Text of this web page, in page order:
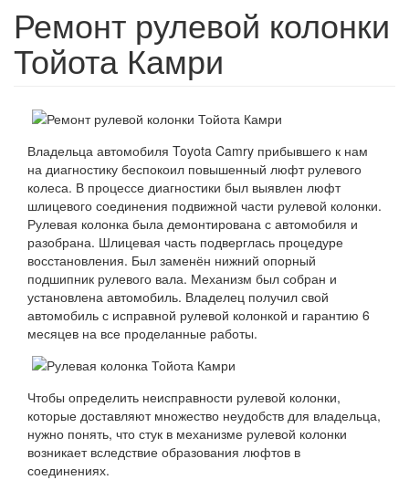
Ремонт рулевой колонки
Тойота Камри
Владельца автомобиля Toyota Camry прибывшего к нам
на диагностику беспокоил повышенный люфт рулевого
колеса. В процессе диагностики был выявлен люфт
шлицевого соединения подвижной части рулевой колонки.
Рулевая колонка была демонтирована с автомобиля и
разобрана. Шлицевая часть подверглась процедуре
восстановления. Был заменён нижний опорный
подшипник рулевого вала. Механизм был собран и
установлена автомобиль. Владелец получил свой
автомобиль с исправной рулевой колонкой и гарантию 6
месяцев на все проделанные работы.
Чтобы определить неисправности рулевой колонки,
которые доставляют множество неудобств для владельца,
нужно понять, что стук в механизме рулевой колонки
возникает вследствие образования люфтов в
соединениях.